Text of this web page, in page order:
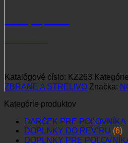
Katalógové číslo: KZ263
ZBRANE A STRELIVO Značka:
Kategórie produktov
DARČEK PRE POĽOVNÍKA
DOPLNKY DO REVÍRU (6)
DOPLNKY PRE